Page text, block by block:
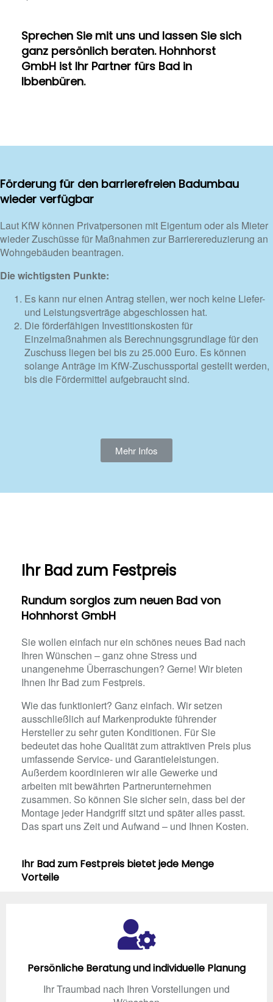
Sprechen Sie mit uns und lassen Sie sich
ganz persönlich beraten. Hohnhorst
GmbH ist Ihr Partner fürs Bad in
Ibbenbüren.
Förderung für den barrierefreien Badumbau
wieder verfügbar
Laut KfW können Privatpersonen mit Eigentum oder als Mieter
wieder Zuschüsse für Maßnahmen zur Barrierereduzierung an
Wohngebäuden beantragen.
Die wichtigsten Punkte:
Es kann nur einen Antrag stellen, wer noch keine Liefer-
und Leistungsverträge abgeschlossen hat.
Die förderfähigen Investitionskosten für
Einzelmaßnahmen als Berechnungsgrundlage für den
Zuschuss liegen bei bis zu 25.000 Euro. Es können
solange Anträge im KfW-Zuschussportal gestellt werden,
bis die Fördermittel aufgebraucht sind.
Mehr Infos
Ihr Bad zum Festpreis
Rundum sorglos zum neuen Bad von
Hohnhorst GmbH
Sie wollen einfach nur ein schönes neues Bad nach
Ihren Wünschen – ganz ohne Stress und
unangenehme Überraschungen? Gerne! Wir bieten
Ihnen Ihr Bad zum Festpreis.
Wie das funktioniert? Ganz einfach. Wir setzen
ausschließlich auf Markenprodukte führender
Hersteller zu sehr guten Konditionen. Für Sie
bedeutet das hohe Qualität zum attraktiven Preis plus
umfassende Service- und Garantieleistungen.
Außerdem koordinieren wir alle Gewerke und
arbeiten mit bewährten Partnerunternehmen
zusammen. So können Sie sicher sein, dass bei der
Montage jeder Handgriff sitzt und später alles passt.
Das spart uns Zeit und Aufwand – und Ihnen Kosten.
Ihr Bad zum Festpreis bietet jede Menge
Vorteile
Persönliche Beratung und individuelle Planung
Ihr Traumbad nach Ihren Vorstellungen und